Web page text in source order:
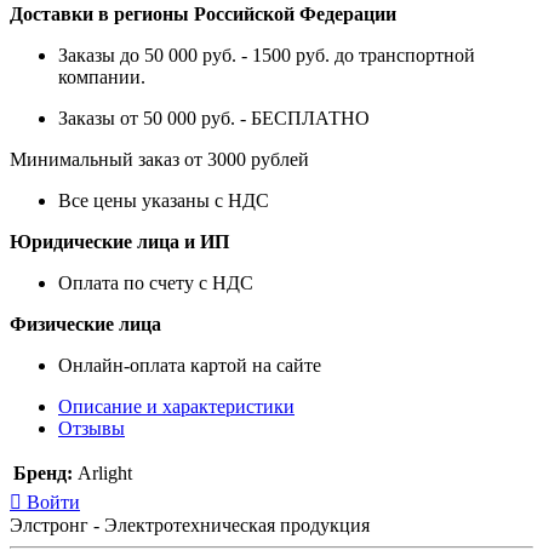
Доставки в регионы Российской Федерации
Заказы до 50 000 руб. - 1500 руб. до транспортной
компании.
Заказы от 50 000 руб. - БЕСПЛАТНО
Минимальный заказ от 3000 рублей
Все цены указаны с НДС
Юридические лица и ИП
Оплата по счету с НДС
Физические лица
Онлайн-оплата картой на сайте
Описание и характеристики
Отзывы
Бренд: Arlight
Войти
Элстронг - Электротехническая продукция